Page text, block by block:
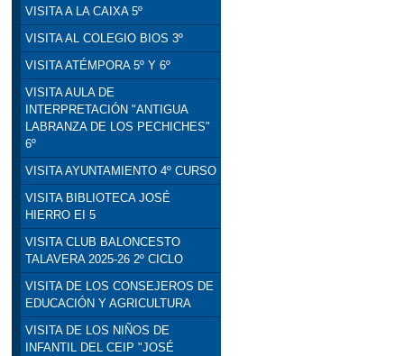
VISITA A LA CAIXA 5º
VISITA AL COLEGIO BIOS 3º
VISITA ATÉMPORA 5º Y 6º
VISITA AULA DE
INTERPRETACIÓN "ANTIGUA
LABRANZA DE LOS PECHICHES"
6º
VISITA AYUNTAMIENTO 4º CURSO
VISITA BIBLIOTECA JOSÉ
HIERRO EI 5
VISITA CLUB BALONCESTO
TALAVERA 2025-26 2º CICLO
VISITA DE LOS CONSEJEROS DE
EDUCACIÓN Y AGRICULTURA
VISITA DE LOS NIÑOS DE
INFANTIL DEL CEIP "JOSÉ